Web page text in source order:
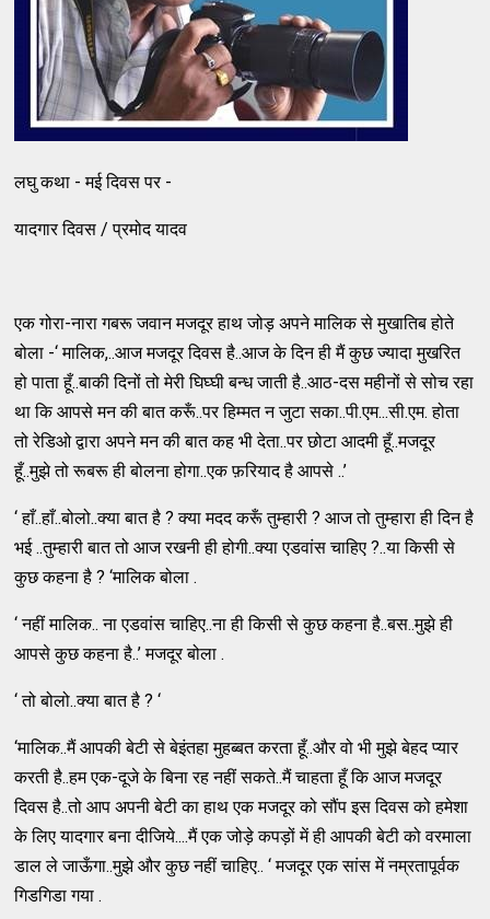
लघु कथा - मई दिवस पर -
यादगार दिवस / प्रमोद यादव
एक गोरा-नारा गबरू जवान मजदूर हाथ जोड़ अपने मालिक से मुखातिब होते
बोला -‘ मालिक,..आज मजदूर दिवस है..आज के दिन ही मैं कुछ ज्यादा मुखरित
हो पाता हूँ..बाकी दिनों तो मेरी घिघ्घी बन्ध जाती है..आठ-दस महीनों से सोच रहा
था कि आपसे मन की बात करूँ..पर हिम्मत न जुटा सका..पी.एम...सी.एम. होता
तो रेडिओ द्वारा अपने मन की बात कह भी देता..पर छोटा आदमी हूँ..मजदूर
हूँ..मुझे तो रूबरू ही बोलना होगा..एक फ़रियाद है आपसे ..’
‘ हाँ..हाँ..बोलो..क्या बात है ? क्या मदद करूँ तुम्हारी ? आज तो तुम्हारा ही दिन है
भई ..तुम्हारी बात तो आज रखनी ही होगी..क्या एडवांस चाहिए ?..या किसी से
कुछ कहना है ? ‘मालिक बोला .
‘ नहीं मालिक.. ना एडवांस चाहिए..ना ही किसी से कुछ कहना है..बस..मुझे ही
आपसे कुछ कहना है..’ मजदूर बोला .
‘ तो बोलो..क्या बात है ? ‘
‘मालिक..मैं आपकी बेटी से बेइंतहा मुहब्बत करता हूँ..और वो भी मुझे बेहद प्यार
करती है..हम एक-दूजे के बिना रह नहीं सकते..मैं चाहता हूँ कि आज मजदूर
दिवस है..तो आप अपनी बेटी का हाथ एक मजदूर को सौंप इस दिवस को हमेशा
के लिए यादगार बना दीजिये....मैं एक जोड़े कपड़ों में ही आपकी बेटी को वरमाला
डाल ले जाऊँगा..मुझे और कुछ नहीं चाहिए.. ‘ मजदूर एक सांस में नम्रतापूर्वक
गिडगिडा गया .